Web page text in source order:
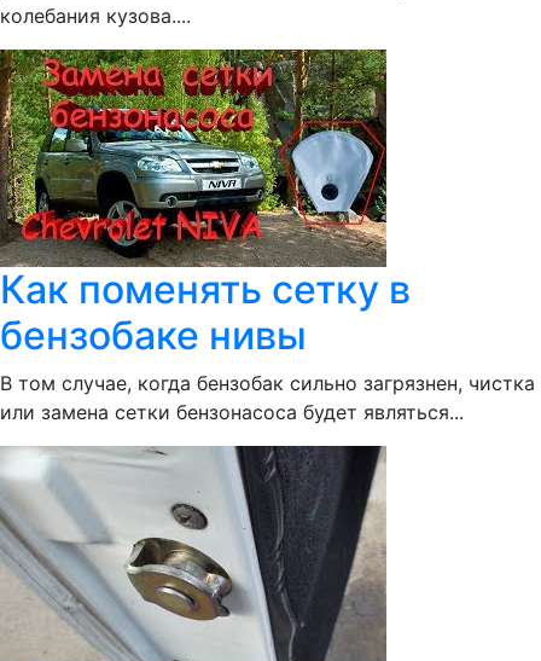
колебания кузова....
Как поменять сетку в
бензобаке нивы
В том случае, когда бензобак сильно загрязнен, чистка
или замена сетки бензонасоса будет являться...